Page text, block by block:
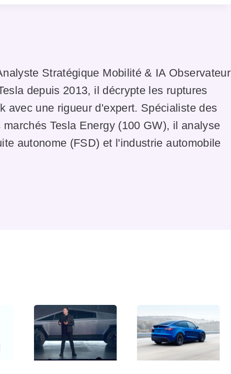
Stratégique Mobilité & IA Observateur
depuis 2013, il décrypte les ruptures
avec une rigueur d'expert. Spécialiste des
Tesla Energy (100 GW), il analyse
autonome (FSD) et l'industrie automobile